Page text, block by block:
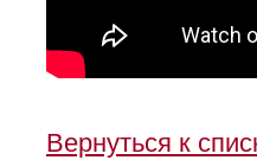
Вернуться к